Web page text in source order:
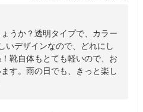
うか？透明タイプで、カラー
いデザインなので、どれにし
靴自体もとても軽いので、お
す。雨の日でも、きっと楽し